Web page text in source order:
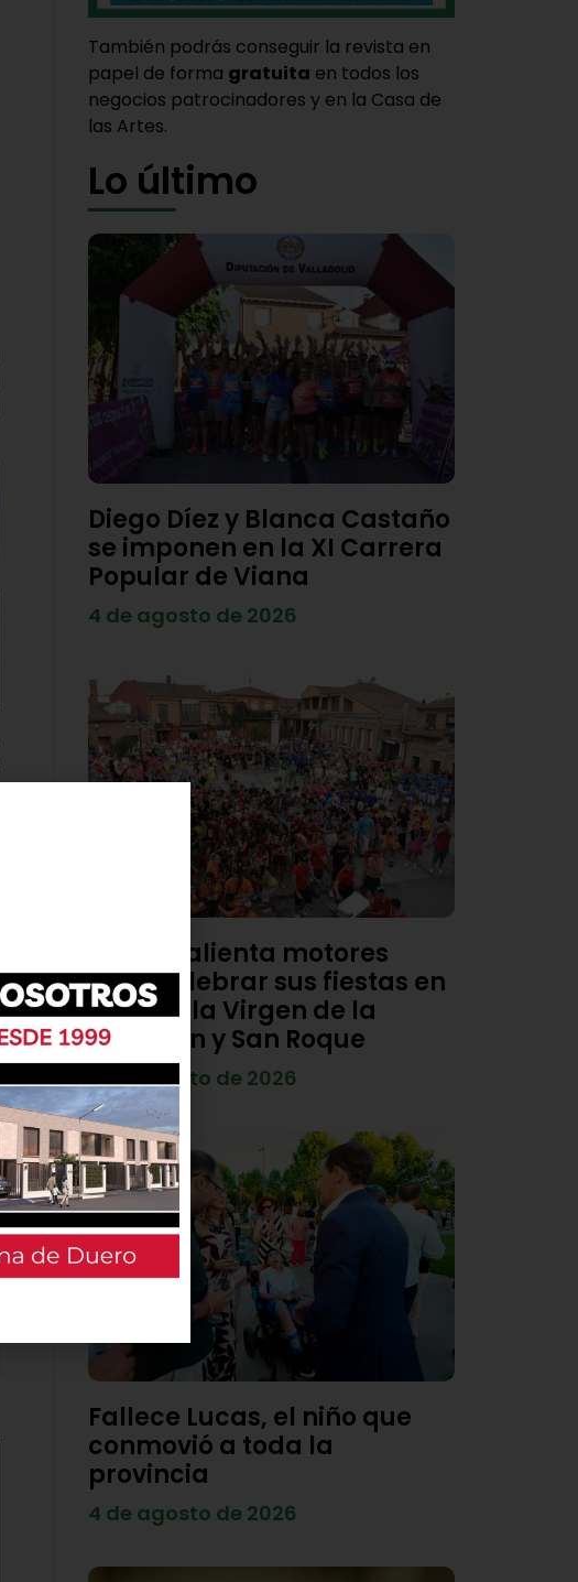
También podrás conseguir la revista en
papel de forma gratuita en todos los
negocios patrocinadores y en la Casa de
las Artes.
Lo último
Diego Díez y Blanca Castaño
se imponen en la XI Carrera
Popular de Viana
4 de agosto de 2026
Viana calienta motores
para celebrar sus fiestas en
honor a la Virgen de la
Asunción y San Roque
4 de agosto de 2026
Fallece Lucas, el niño que
conmovió a toda la
provincia
4 de agosto de 2026